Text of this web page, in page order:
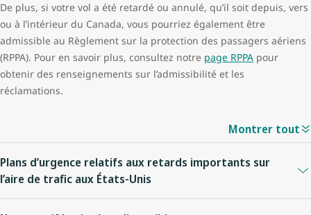
De plus, si votre vol a été retardé ou annulé, qu’il soit depuis, vers
ou à l’intérieur du Canada, vous pourriez également être
admissible au Règlement sur la protection des passagers aériens
(RPPA). Pour en savoir plus, consultez notre page RPPA pour
obtenir des renseignements sur l’admissibilité et les
réclamations.
Montrer tout
Plans d’urgence relatifs aux retards importants sur
l’aire de trafic aux États-Unis